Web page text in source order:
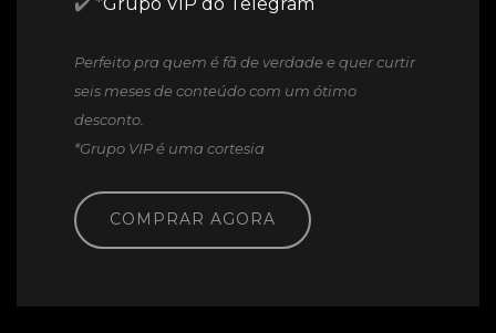
Perfeito pra quem é fã de verdade e quer curtir
seis meses de conteúdo com um ótimo
desconto.
*Grupo VIP é uma cortesia
COMPRAR AGORA